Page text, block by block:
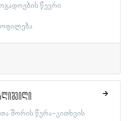
წევრი
შორის წერა-კითხვის